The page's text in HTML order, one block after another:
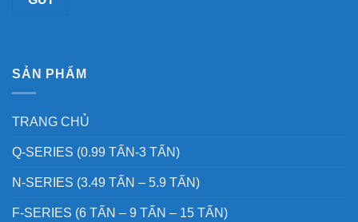
SẢN PHẨM
TRANG CHỦ
Q-SERIES (0.99 TẤN-3 TẤN)
N-SERIES (3.49 TẤN – 5.9 TẤN)
F-SERIES (6 TẤN – 9 TẤN – 15 TẤN)